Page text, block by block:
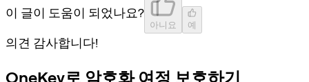
이 글이 도움이 되었나요?
아니요 예
의견 감사합니다!
OneKey로 암호화 여정 보호하기